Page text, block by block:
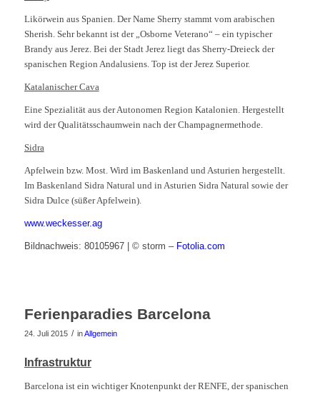
Likörwein aus Spanien. Der Name Sherry stammt vom arabischen
Sherish. Sehr bekannt ist der „Osborne Veterano“ – ein typischer
Brandy aus Jerez. Bei der Stadt Jerez liegt das Sherry-Dreieck der
spanischen Region Andalusiens. Top ist der Jerez Superior.
Katalanischer Cava
Eine Spezialität aus der Autonomen Region Katalonien. Hergestellt
wird der Qualitätsschaumwein nach der Champagnermethode.
Sidra
Apfelwein bzw. Most. Wird im Baskenland und Asturien hergestellt.
Im Baskenland Sidra Natural und in Asturien Sidra Natural sowie der
Sidra Dulce (süßer Apfelwein).
www.weckesser.ag
Bildnachweis: 80105967 | © storm – Fotolia.com
Ferienparadies Barcelona
24. Juli 2015 / inAllgemein
Infrastruktur
Barcelona ist ein wichtiger Knotenpunkt der RENFE, der spanischen